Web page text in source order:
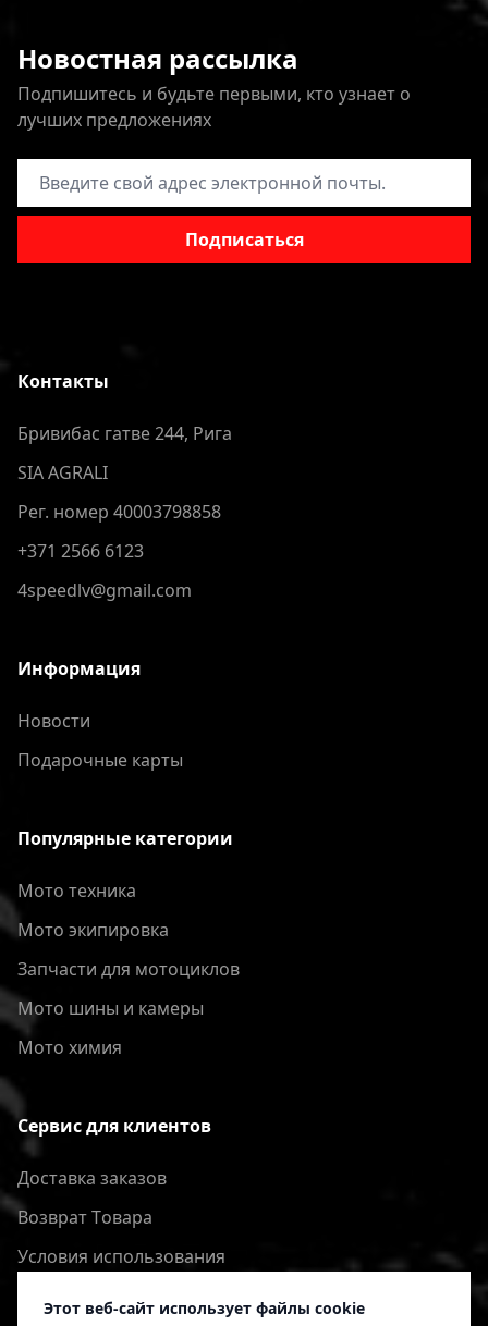
Этот веб-сайт использует файлы cookie
Новостная рассылка
Подпишитесь и будьте первыми, кто узнает о
лучших предложениях
Адрес электронной почты
Подписаться
Контакты
Бривибас гатве 244, Рига
SIA AGRALI
Рег. номер 40003798858
+371 2566 6123
4speedlv@gmail.com
Информация
Новости
Подарочные карты
Популярные категории
Мото техника
Мото экипировка
Запчасти для мотоциклов
Мото шины и камеры
Мото химия
Сервис для клиентов
Доставка заказов
Bозврат Tовара
Условия использования
Политика конфиденциальности